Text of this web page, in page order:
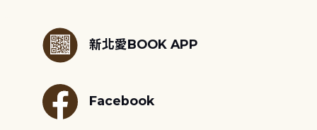
新北愛BOOK APP
Facebook